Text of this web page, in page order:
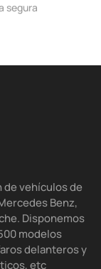
segura
de vehículos de
Benz,
Disponemos
modelos
delanteros y
etc